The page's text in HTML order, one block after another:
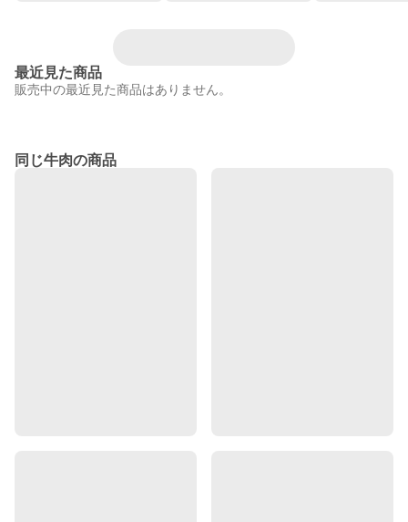
最近見た商品
販売中の最近見た商品はありません。
同じ牛肉の商品